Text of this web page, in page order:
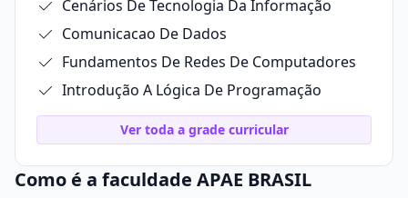
Cenários De Tecnologia Da Informação
Comunicacao De Dados
Fundamentos De Redes De Computadores
Introdução A Lógica De Programação
Ver toda a grade curricular
Como é a faculdade APAE BRASIL